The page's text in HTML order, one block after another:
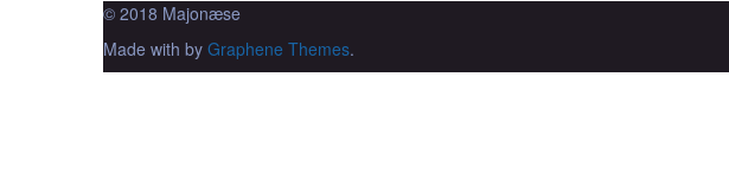
© 2018 Majonæse
Made with by Graphene Themes.